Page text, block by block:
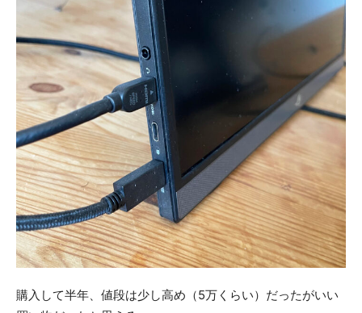
購入して半年、値段は少し高め（5万くらい）だったがいい